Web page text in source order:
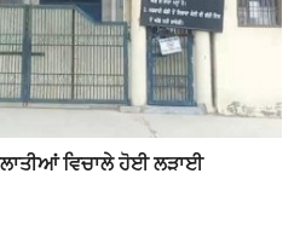
ਵਿਚਾਲੇ ਹੋਈ ਲੜਾਈ